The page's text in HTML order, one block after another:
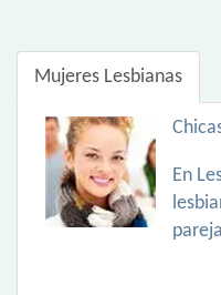
Mujeres Lesbianas
En